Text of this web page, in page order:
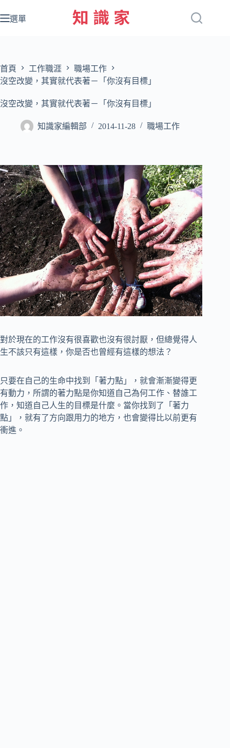
至
容
選單
首頁 工作職涯
職場工作
沒空改變，其實就代表著－「你沒有目標」
沒空改變，其實就代表著－「你沒有目標」
知識家編輯部 2014-11-28 職場工作
對於現在的工作沒有很喜歡也沒有很討厭，但總覺得人
生不該只有這樣，你是否也曾經有這樣的想法？
只要在自己的生命中找到「著力點」，就會漸漸變得更
有動力，所謂的著力點是你知道自己為何工作、替誰工
作，知道自己人生的目標是什麼。當你找到了「著力
點」，就有了方向跟用力的地方，也會變得比以前更有
衝進。